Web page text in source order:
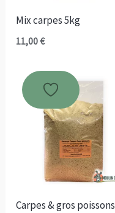
Mix carpes 5kg
11,00€
Carpes & gros poissons